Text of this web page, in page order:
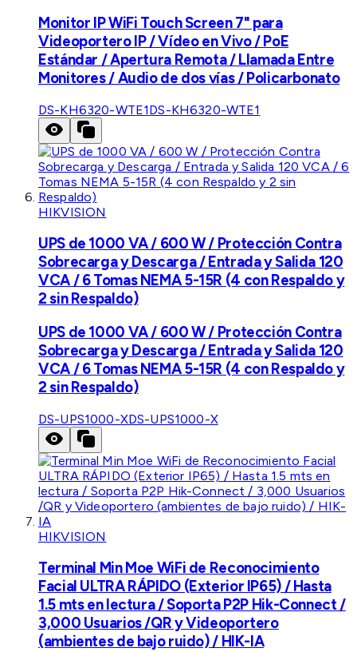
Monitor IP WiFi Touch Screen 7" para
Videoportero IP / Vídeo en Vivo / PoE
Estándar / Apertura Remota / Llamada Entre
Monitores / Audio de dos vías / Policarbonato
DS-KH6320-WTE1DS-KH6320-WTE1
HIKVISION
UPS de 1000 VA / 600 W / Protección Contra
Sobrecarga y Descarga / Entrada y Salida 120
VCA / 6 Tomas NEMA 5-15R (4 con Respaldo y
2 sin Respaldo)
UPS de 1000 VA / 600 W / Protección Contra
Sobrecarga y Descarga / Entrada y Salida 120
VCA / 6 Tomas NEMA 5-15R (4 con Respaldo y
2 sin Respaldo)
DS-UPS1000-XDS-UPS1000-X
HIKVISION
Terminal Min Moe WiFi de Reconocimiento
Facial ULTRA RÁPIDO (Exterior IP65) / Hasta
1.5 mts en lectura / Soporta P2P Hik-Connect /
3,000 Usuarios /QR y Videoportero
(ambientes de bajo ruido) / HIK-IA